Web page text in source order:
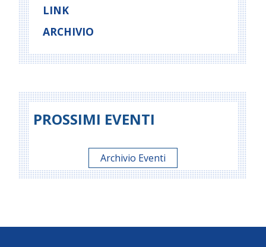
LINK
ARCHIVIO
PROSSIMI EVENTI
Archivio Eventi